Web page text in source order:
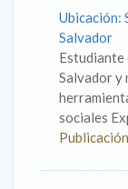
Ubicación:
Salvador
Estudiante
Salvador y
sociales